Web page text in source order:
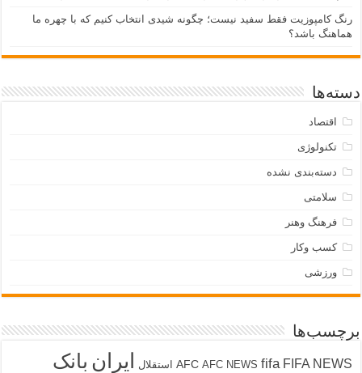
رنگ کامپوزیت فقط سفید نیست؛ چگونه شیدی انتخاب کنیم که با چهره ما
هماهنگ باشد؟
دسته‌ها
اقتصاد
تکنولوژی
دسته‌بندی نشده
سلامتی
فرهنگ وهنر
کسب وکار
ورزشی
برچسب‌ها
AFC AFC NEWS fifa FIFA NEWS استقلال ایران بانک